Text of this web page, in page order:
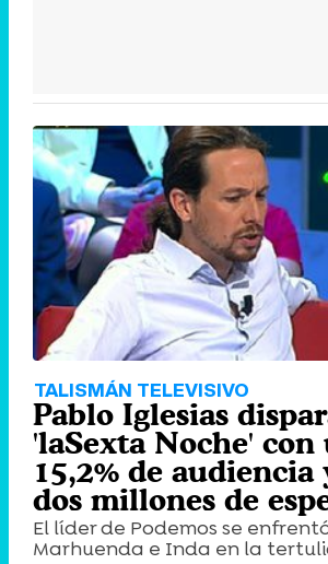
TALISMÁN TELEVISIVO
Pablo Iglesias
'laSexta Noche' con
15,2% de audiencia
dos millones de
El líder de Podemos se
Marhuenda e Inda en la